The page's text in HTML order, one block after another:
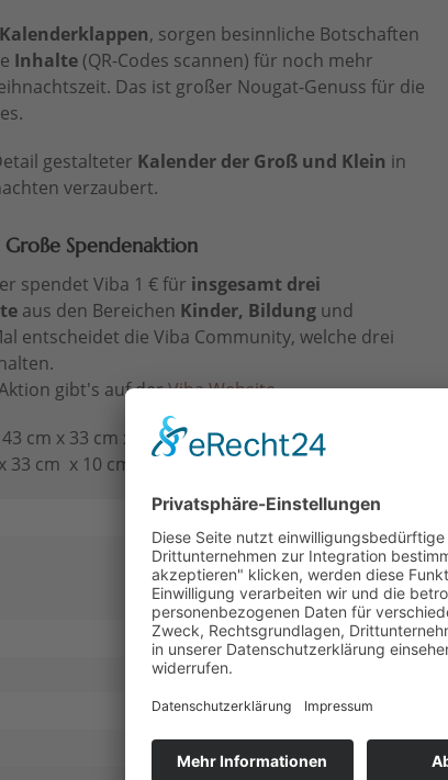
Kalenderklappen, sorgen besinnliche Botschaften
Inhalte (QR-Codes scannen) für noch mehr
Das ist großer Nougat-Genuss für die
gestalteter Kalender der Groß und Klein in
verzaubert.
Spendenaktion
spendet Viba 1 € für insgesamt drei
aus den Bereichen Kinder, Bildung und
entscheidet die Viba Community, welche drei
gibt's auf derViba Website.
cm x 33 cm x 4 cm
cm x 10 cm)
Nougat
Classic Nougat , Krokant Nougat,
Noir Nougat, Royal Nougat, Schicht-
Nougat
Milchschokolade
Kugeln, Minis
ohne Alkohol
Für Mich, Präsent